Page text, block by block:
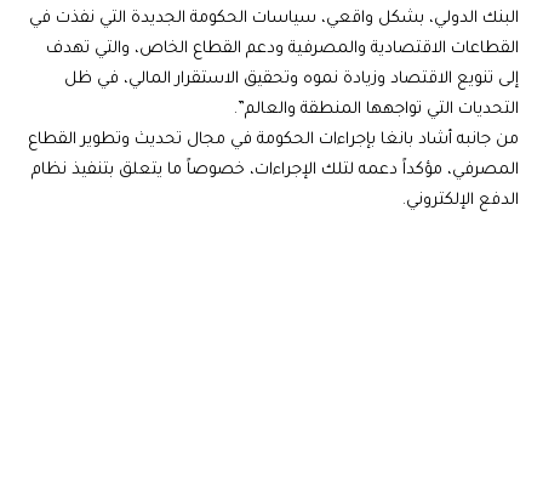
البنك الدولي، بشكل واقعي، سياسات الحكومة الجديدة التي نفذت في
القطاعات الاقتصادية والمصرفية ودعم القطاع الخاص، والتي تهدف
إلى تنويع الاقتصاد وزيادة نموه وتحقيق الاستقرار المالي، في ظل
التحديات التي تواجهها المنطقة والعالم”.
من جانبه أشاد بانغا بإجراءات الحكومة في مجال تحديث وتطوير القطاع
المصرفي، مؤكداً دعمه لتلك الإجراءات، خصوصاً ما يتعلق بتنفيذ نظام
الدفع الإلكتروني.